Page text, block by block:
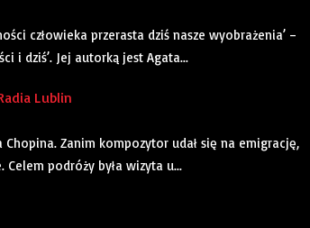
człowieka przerasta dziś nasze wyobrażenia’ –
i dziś’. Jej autorką jest Agata...
Lublin
Zanim kompozytor udał się na emigrację,
podróży była wizyta u...